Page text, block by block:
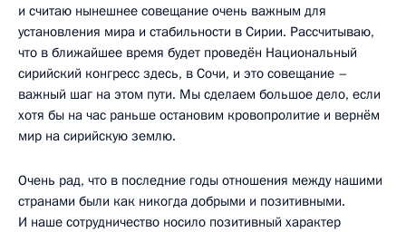
и считаю нынешнее совещание очень важным для
установления мира и стабильности в Сирии. Рассчитываю,
что в ближайшее время будет проведён Национальный
сирийский конгресс здесь, в Сочи, и это совещание –
важный шаг на этом пути. Мы сделаем большое дело, если
хотя бы на час раньше остановим кровопролитие и вернём
мир на сирийскую землю.
Очень рад, что в последние годы отношения между нашими
странами были как никогда добрыми и позитивными.
И наше сотрудничество носило позитивный характер